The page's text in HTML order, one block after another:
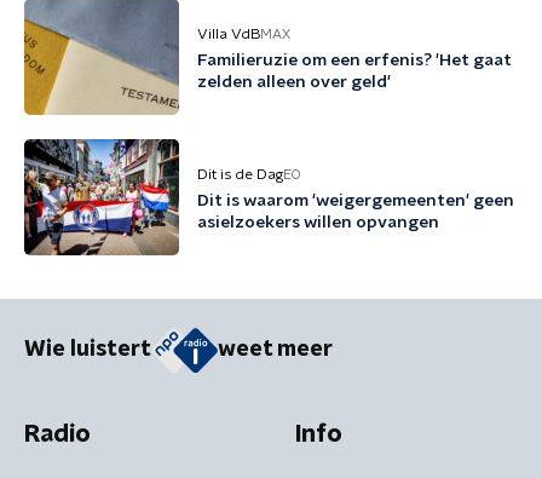
Villa VdBMAX
Familieruzie om een erfenis? 'Het gaat
zelden alleen over geld'
Dit is de DagEO
Dit is waarom 'weigergemeenten' geen
asielzoekers willen opvangen
Wie luistert weet meer
Radio Info